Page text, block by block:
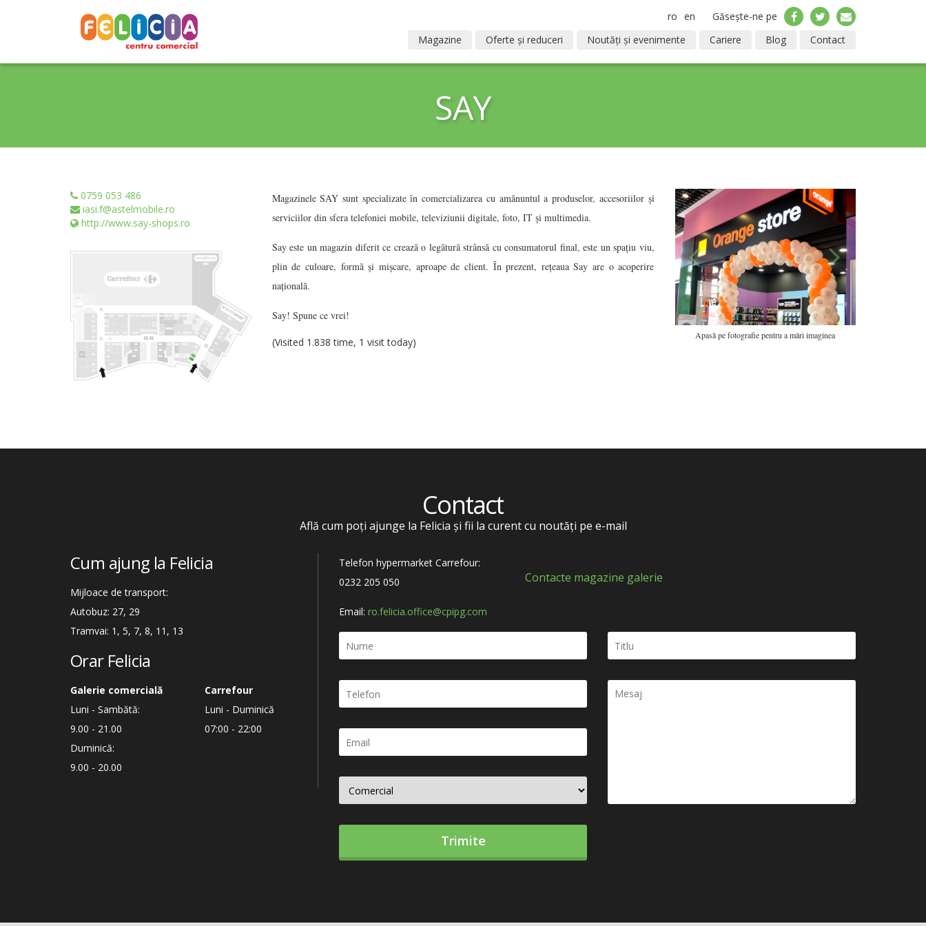
en
ro
Găsește-ne pe
Magazine
Oferte și reduceri Noutăți și evenimente Cariere Blog Contact
SAY
0759 053 486
iasi.f@astelmobile.ro
http://www.say-shops.ro
Magazinele SAY sunt specializate în comercializarea cu amănuntul a produselor, accesoriilor şi
serviciilor din sfera telefoniei mobile, televiziunii digitale, foto, IT şi multimedia.
Say este un magazin diferit ce crează o legătură strânsă cu consumatorul final, este un spaţiu viu,
plin de culoare, formă şi mişcare, aproape de client. În prezent, reţeaua Say are o acoperire
naţională.
Say! Spune ce vrei!
(Visited 1.838 time, 1 visit today)
Apasă pe fotografie pentru a mări imaginea
Contact
Află cum poți ajunge la Felicia și fii la curent cu noutăți pe e-mail
Cum ajung la Felicia
Mijloace de transport:
Autobuz: 27, 29
Tramvai: 1, 5, 7, 8, 11, 13
Orar Felicia
Galerie comercială
Luni - Sambătă:
9.00 - 21.00
Duminică:
9.00 - 20.00
Carrefour
Luni - Duminică
07:00 - 22:00
Telefon hypermarket Carrefour:
0232 205 050
Contacte magazine galerie
Email: ro.felicia.office@cpipg.com
Trimite